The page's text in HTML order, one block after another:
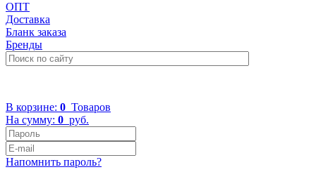
ОПТ
Доставка
Бланк заказа
Бренды
В корзине: 0 Товаров
На сумму: 0 руб.
Напомнить пароль?